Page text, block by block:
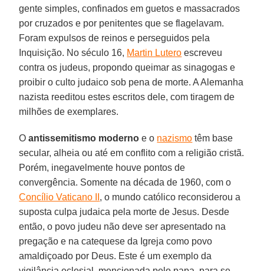
gente simples, confinados em guetos e massacrados
por cruzados e por penitentes que se flagelavam.
Foram expulsos de reinos e perseguidos pela
Inquisição. No século 16, Martin Lutero escreveu
contra os judeus, propondo queimar as sinagogas e
proibir o culto judaico sob pena de morte. A Alemanha
nazista reeditou estes escritos dele, com tiragem de
milhões de exemplares.
Oantissemitismo moderno e o nazismo têm base
secular, alheia ou até em conflito com a religião cristã.
Porém, inegavelmente houve pontos de
convergência. Somente na década de 1960, com o
Concílio Vaticano II , o mundo católico reconsiderou a
suposta culpa judaica pela morte de Jesus. Desde
então, o povo judeu não deve ser apresentado na
pregação e na catequese da Igreja como povo
amaldiçoado por Deus. Este é um exemplo da